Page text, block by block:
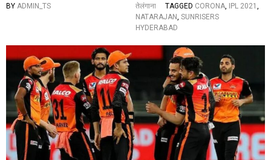
BY ADMIN_TS
तेलंगाना
TAGGED CORONA, IPL 2021 ,
NATARAJAN, SUNRISERS
HYDERABAD